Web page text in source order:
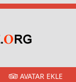
AVATAR EKLE